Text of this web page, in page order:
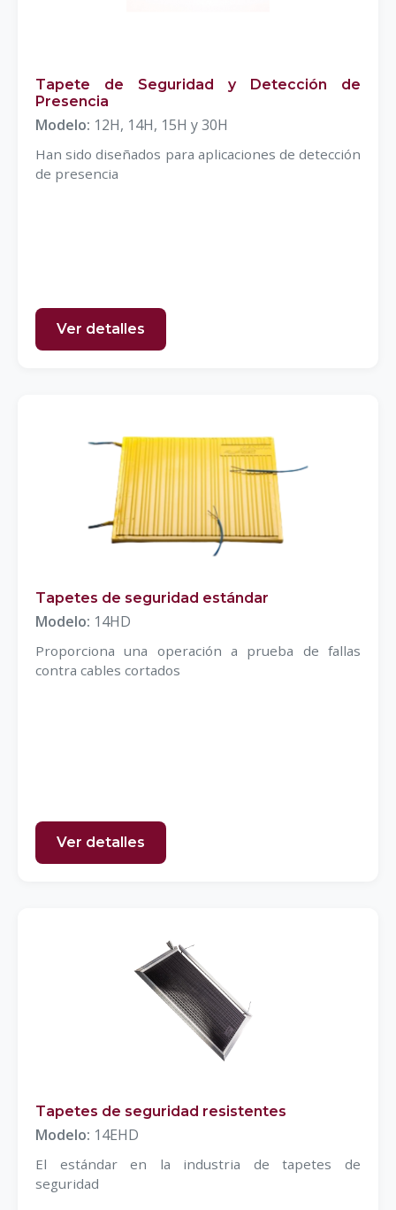
Tapete de Seguridad y Detección de
Presencia
Modelo: 12H, 14H, 15H y 30H
Han sido diseñados para aplicaciones de detección
de presencia
Ver detalles
Tapetes de seguridad estándar
Modelo: 14HD
Proporciona una operación a prueba de fallas
contra cables cortados
Ver detalles
Tapetes de seguridad resistentes
Modelo: 14EHD
El estándar en la industria de tapetes de
seguridad